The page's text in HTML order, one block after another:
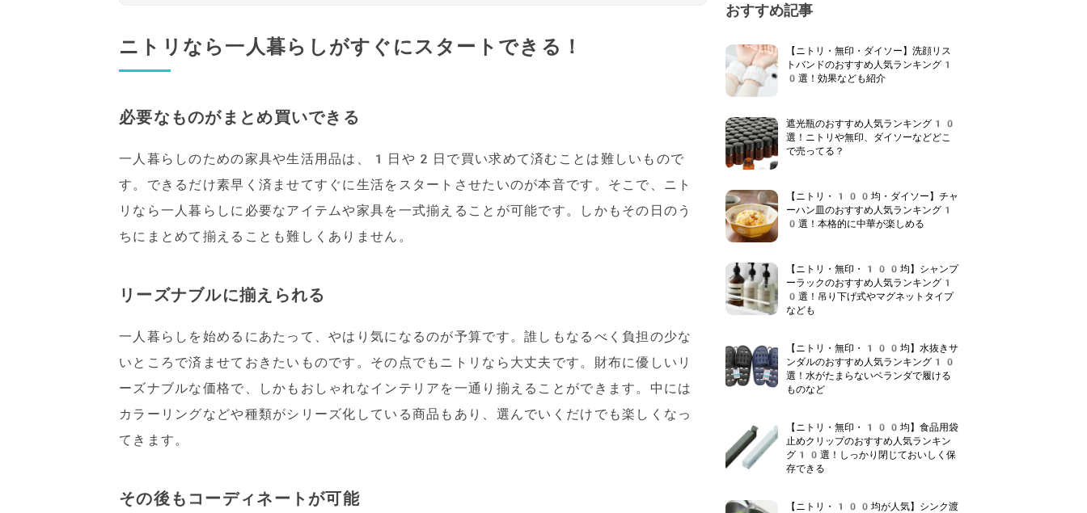
ニトリなら一人暮らしがすぐにスタートできる！
必要なものがまとめ買いできる
一人暮らしのための家具や生活用品は、1日や2日で買い求めて済むことは難しいもので
す。できるだけ素早く済ませてすぐに生活をスタートさせたいのが本音です。そこで、ニト
リなら一人暮らしに必要なアイテムや家具を一式揃えることが可能です。しかもその日のう
ちにまとめて揃えることも難しくありません。
リーズナブルに揃えられる
一人暮らしを始めるにあたって、やはり気になるのが予算です。誰しもなるべく負担の少な
いところで済ませておきたいものです。その点でもニトリなら大丈夫です。財布に優しいリ
ーズナブルな価格で、しかもおしゃれなインテリアを一通り揃えることができます。中には
カラーリングなどや種類がシリーズ化している商品もあり、選んでいくだけでも楽しくなっ
てきます。
その後もコーディネートが可能
おすすめ記事
【ニトリ・無印・ダイソー】洗顔リス
トバンドのおすすめ人気ランキング1
0選！効果なども紹介
遮光瓶のおすすめ人気ランキング10
選！ニトリや無印、ダイソーなどどこ
で売ってる？
【ニトリ・100均・ダイソー】チャ
ーハン皿のおすすめ人気ランキング1
0選！本格的に中華が楽しめる
【ニトリ・無印・100均】シャンプ
ーラックのおすすめ人気ランキング1
0選！吊り下げ式やマグネットタイプ
なども
【ニトリ・無印・100均】水抜きサ
ンダルのおすすめ人気ランキング10
選！水がたまらないベランダで履ける
ものなど
【ニトリ・無印・100均】食品用袋
止めクリップのおすすめ人気ランキン
グ10選！しっかり閉じておいしく保
存できる
【ニトリ・100均が人気】シンク渡